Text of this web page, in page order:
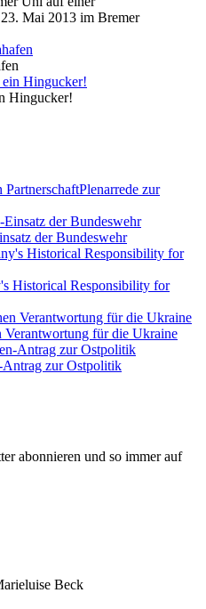
Mai 2013 im Bremer
Hingucker!
Plenarrede zur
der Bundeswehr
Historical Responsibility for
Verantwortung für die Ukraine
Antrag zur Ostpolitik
abonnieren und so immer auf
Beck